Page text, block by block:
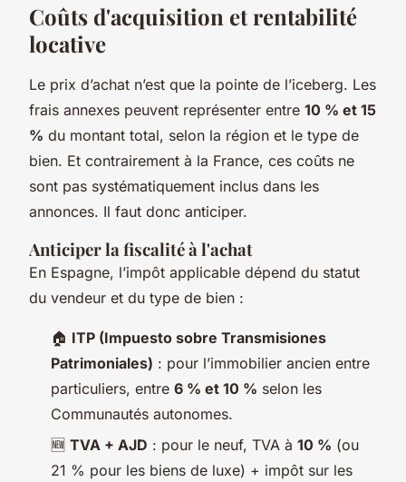
Coûts d'acquisition et rentabilité
locative
Le prix d’achat n’est que la pointe de l’iceberg. Les
frais annexes peuvent représenter entre 10 % et 15
% du montant total, selon la région et le type de
bien. Et contrairement à la France, ces coûts ne
sont pas systématiquement inclus dans les
annonces. Il faut donc anticiper.
Anticiper la fiscalité à l'achat
En Espagne, l’impôt applicable dépend du statut
du vendeur et du type de bien :
🏠 ITP (Impuesto sobre Transmisiones
Patrimoniales) : pour l’immobilier ancien entre
particuliers, entre 6 % et 10 % selon les
Communautés autonomes.
🆕 TVA + AJD : pour le neuf, TVA à 10 % (ou
21 % pour les biens de luxe) + impôt sur les